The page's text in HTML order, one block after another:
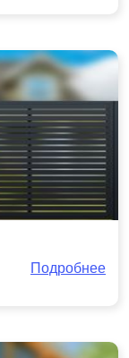
Подробнее